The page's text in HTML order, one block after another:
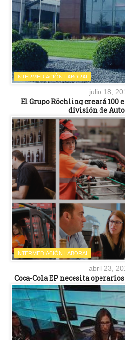
INTERMEDIACIÓN LABORAL
julio 18,
El Grupo Röchling creará 100
división de
INTERMEDIACIÓN LABORAL
abril 23,
Coca-Cola EP necesita